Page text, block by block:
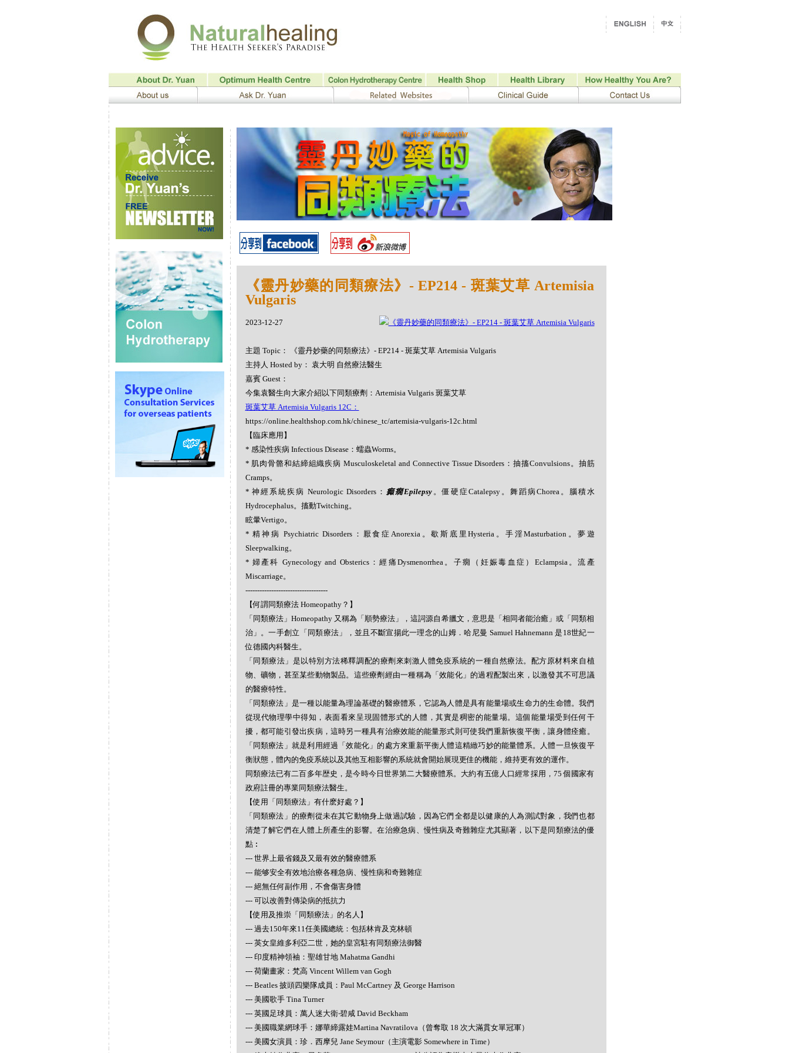
《靈丹妙藥的同類療法》- EP214 - 斑葉艾草 Artemisia
Vulgaris
2023-12-27
主題 Topic： 《靈丹妙藥的同類療法》- EP214 - 斑葉艾草 Artemisia Vulgaris
主持人 Hosted by： 袁大明 自然療法醫生
嘉賓 Guest：
今集袁醫生向大家介紹以下同類療劑：Artemisia Vulgaris 斑葉艾草
斑葉艾草 Artemisia Vulgaris 12C：
https://online.healthshop.com.hk/chinese_tc/artemisia-vulgaris-12c.html
【臨床應用】
* 感染性疾病 Infectious Disease：蠕蟲Worms。
* 肌肉骨骼和結締組織疾病 Musculoskeletal and Connective Tissue Disorders：抽搐Convulsions。抽筋
Cramps。
* 神經系統疾病 Neurologic Disorders： 癲癇Epilepsy 。僵硬症Catalepsy。舞蹈病Chorea。腦積水
Hydrocephalus。搐動Twitching。
眩暈Vertigo。
* 精神病 Psychiatric Disorders：厭食症Anorexia。歇斯底里Hysteria。手淫Masturbation。夢遊
Sleepwalking。
* 婦產科 Gynecology and Obsterics：經痛Dysmenorrhea。子癇（妊娠毒血症）Eclampsia。流產
Miscarriage。
-----------------------------------
【何謂同類療法 Homeopathy？】
「同類療法」Homeopathy 又稱為「順勢療法」，這詞源自希臘文，意思是「相同者能治癒」或「同類相
治」。一手創立「同類療法」，並且不斷宣揚此一理念的山姆．哈尼曼 Samuel Hahnemann 是18世紀一
位德國內科醫生。
「同類療法」是以特別方法稀釋調配的療劑來刺激人體免疫系統的一種自然療法。配方原材料來自植
物、礦物，甚至某些動物製品。這些療劑經由一種稱為「效能化」的過程配製出來，以激發其不可思議
的醫療特性。
「同類療法」是一種以能量為理論基礎的醫療體系，它認為人體是具有能量場或生命力的生命體。我們
從現代物理學中得知，表面看來呈現固體形式的人體，其實是稠密的能量場。這個能量場受到任何干
擾，都可能引發出疾病，這時另一種具有治療效能的能量形式則可使我們重新恢復平衡，讓身體痊癒。
「同類療法」就是利用經過「效能化」的處方來重新平衡人體這精緻巧妙的能量體系。人體一旦恢復平
衡狀態，體內的免疫系統以及其他互相影響的系統就會開始展現更佳的機能，維持更有效的運作。
同類療法已有二百多年歴史，是今時今日世界第二大醫療體系。大約有五億人口經常採用，75 個國家有
政府註冊的專業同類療法醫生。
【使用「同類療法」有什麽好處？】
「同類療法」的療劑從未在其它動物身上做過試驗，因為它們全都是以健康的人為測試對象，我們也都
清楚了解它們在人體上所產生的影響。在治療急病、慢性病及奇難雜症尤其顯著，以下是同類療法的優
點︰
--- 世界上最省錢及又最有效的醫療體系
--- 能够安全有效地治療各種急病、慢性病和奇難雜症
--- 絕無任何副作用，不會傷害身體
--- 可以改善對傳染病的抵抗力
【使用及推崇「同類療法」的名人】
--- 過去150年來11任美國總統：包括林肯及克林頓
--- 英女皇維多利亞二世，她的皇宮駐有同類療法御醫
--- 印度精神領袖：聖雄甘地 Mahatma Gandhi
--- 荷蘭畫家：梵高 Vincent Willem van Gogh
--- Beatles 披頭四樂隊成員：Paul McCartney 及 George Harrison
--- 美國歌手 Tina Turner
--- 英國足球員：萬人迷大衛‧碧咸 David Beckham
--- 美國職業網球手：娜華締露娃Martina Navratilova（曾奪取 18 次大滿貫女單冠軍）
--- 美國女演員：珍．西摩兒 Jane Seymour（主演電影 Somewhere in Time）